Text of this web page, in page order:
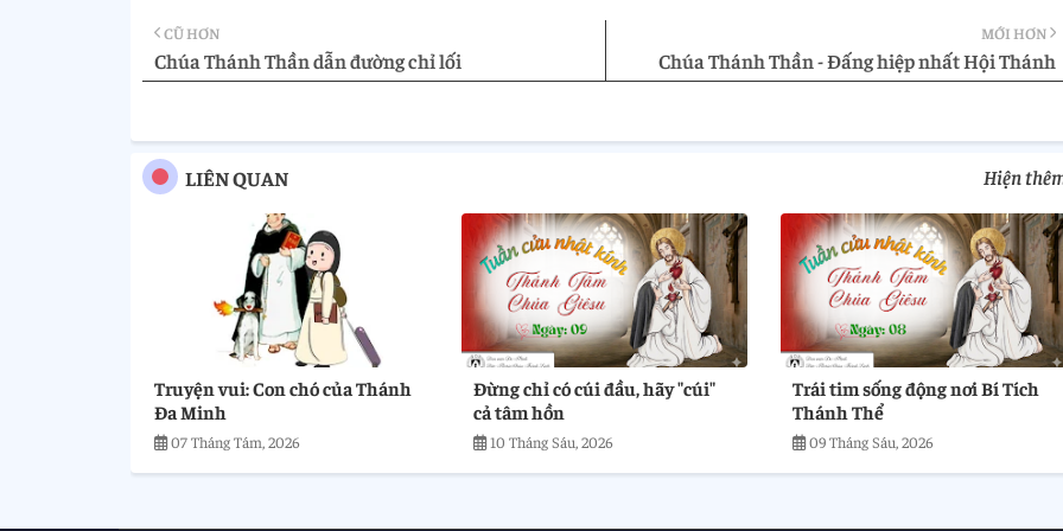
MỚI HƠN
Chúa Thánh Thần - Đấng hiệp nhất Hội Thánh
CŨ HƠN
Chúa Thánh Thần dẫn đường chỉ lối
LIÊN QUAN Hiện
Truyện vui: Con chó của Thánh
Đa Minh
07 Tháng Tám, 2026
Đừng chỉ có cúi đầu, hãy "cúi"
cả tâm hồn
10 Tháng Sáu, 2026
Trái tim sống động nơi Bí Tích
Thánh Thể
09 Tháng Sáu, 2026